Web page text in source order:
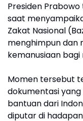
Presiden
saat
Zakat Nasional
menghimpun dan
kemanusiaan
Momen tersebut
dokumentasi
bantuan dari
diputar di